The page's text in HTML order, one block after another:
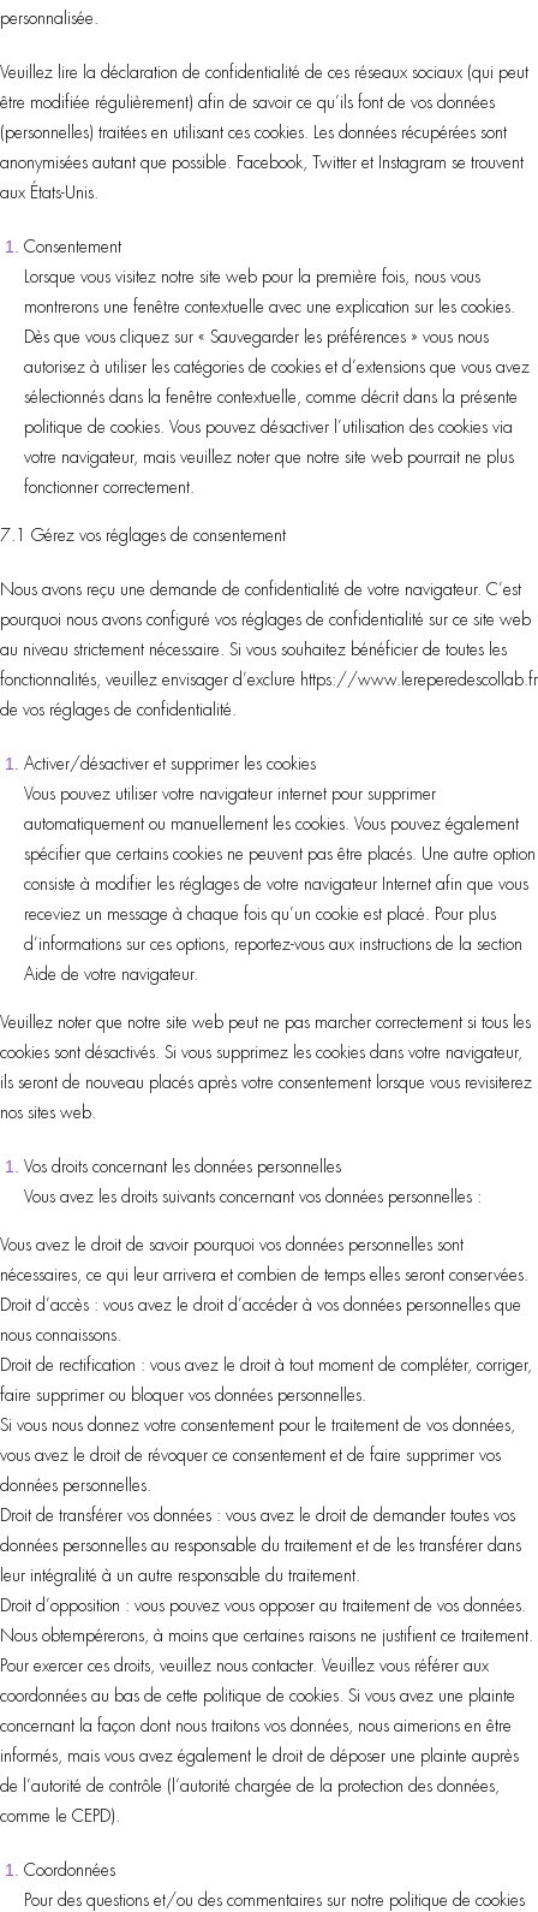
personnalisée.
Veuillez lire la déclaration de confidentialité de ces réseaux sociaux (qui peut
être modifiée régulièrement) afin de savoir ce qu’ils font de vos données
(personnelles) traitées en utilisant ces cookies. Les données récupérées sont
anonymisées autant que possible. Facebook, Twitter et Instagram se trouvent
aux États-Unis.
Consentement
Lorsque vous visitez notre site web pour la première fois, nous vous
montrerons une fenêtre contextuelle avec une explication sur les cookies.
Dès que vous cliquez sur « Sauvegarder les préférences » vous nous
autorisez à utiliser les catégories de cookies et d’extensions que vous avez
sélectionnés dans la fenêtre contextuelle, comme décrit dans la présente
politique de cookies. Vous pouvez désactiver l’utilisation des cookies via
votre navigateur, mais veuillez noter que notre site web pourrait ne plus
fonctionner correctement.
7.1 Gérez vos réglages de consentement
Nous avons reçu une demande de confidentialité de votre navigateur. C’est
pourquoi nous avons configuré vos réglages de confidentialité sur ce site web
au niveau strictement nécessaire. Si vous souhaitez bénéficier de toutes les
fonctionnalités, veuillez envisager d’exclure https://www.lereperedescollab.fr
de vos réglages de confidentialité.
Activer/désactiver et supprimer les cookies
Vous pouvez utiliser votre navigateur internet pour supprimer
automatiquement ou manuellement les cookies. Vous pouvez également
spécifier que certains cookies ne peuvent pas être placés. Une autre option
consiste à modifier les réglages de votre navigateur Internet afin que vous
receviez un message à chaque fois qu’un cookie est placé. Pour plus
d’informations sur ces options, reportez-vous aux instructions de la section
Aide de votre navigateur.
Veuillez noter que notre site web peut ne pas marcher correctement si tous les
cookies sont désactivés. Si vous supprimez les cookies dans votre navigateur,
ils seront de nouveau placés après votre consentement lorsque vous revisiterez
nos sites web.
Vos droits concernant les données personnelles
Vous avez les droits suivants concernant vos données personnelles :
Vous avez le droit de savoir pourquoi vos données personnelles sont
nécessaires, ce qui leur arrivera et combien de temps elles seront conservées.
Droit d’accès : vous avez le droit d’accéder à vos données personnelles que
nous connaissons.
Droit de rectification : vous avez le droit à tout moment de compléter, corriger,
faire supprimer ou bloquer vos données personnelles.
Si vous nous donnez votre consentement pour le traitement de vos données,
vous avez le droit de révoquer ce consentement et de faire supprimer vos
données personnelles.
Droit de transférer vos données : vous avez le droit de demander toutes vos
données personnelles au responsable du traitement et de les transférer dans
leur intégralité à un autre responsable du traitement.
Droit d’opposition : vous pouvez vous opposer au traitement de vos données.
Nous obtempérerons, à moins que certaines raisons ne justifient ce traitement.
Pour exercer ces droits, veuillez nous contacter. Veuillez vous référer aux
coordonnées au bas de cette politique de cookies. Si vous avez une plainte
concernant la façon dont nous traitons vos données, nous aimerions en être
informés, mais vous avez également le droit de déposer une plainte auprès
de l’autorité de contrôle (l’autorité chargée de la protection des données,
comme le CEPD).
Coordonnées
Pour des questions et/ou des commentaires sur notre politique de cookies